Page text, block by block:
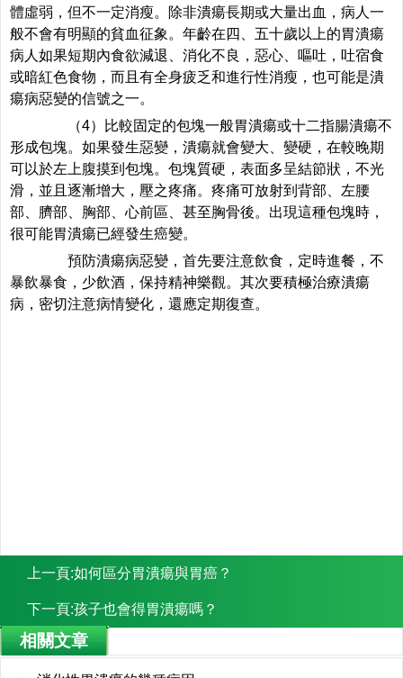
體虛弱，但不一定消瘦。除非潰瘍長期或大量出血，病人一
般不會有明顯的貧血征象。年齡在四、五十歲以上的胃潰瘍
病人如果短期內食欲減退、消化不良，惡心、嘔吐，吐宿食
或暗紅色食物，而且有全身疲乏和進行性消瘦，也可能是潰
瘍病惡變的信號之一。
（4）比較固定的包塊一般胃潰瘍或十二指腸潰瘍不
形成包塊。如果發生惡變，潰瘍就會變大、變硬，在較晚期
可以於左上腹摸到包塊。包塊質硬，表面多呈結節狀，不光
滑，並且逐漸增大，壓之疼痛。疼痛可放射到背部、左腰
部、臍部、胸部、心前區、甚至胸骨後。出現這種包塊時，
很可能胃潰瘍已經發生癌變。
預防潰瘍病惡變，首先要注意飲食，定時進餐，不
暴飲暴食，少飲酒，保持精神樂觀。其次要積極治療潰瘍
病，密切注意病情變化，還應定期復查。
上一頁:如何區分胃潰瘍與胃癌？
下一頁:孩子也會得胃潰瘍嗎？
相關文章